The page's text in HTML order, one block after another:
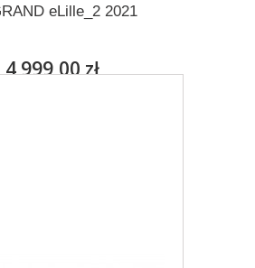
eLille_2 2021
4 999,00 zł